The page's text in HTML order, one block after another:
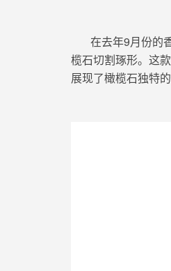
在去年9月份的
榄石切割琢形。这
展现了橄榄石独特的